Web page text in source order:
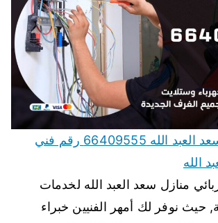
كهربائي منازل سعد العبد الله 66409555 رقم فني
الله
منازل سعد العبد الله لخدمات
حيث نوفر لك أمهر الفنيين خبراء